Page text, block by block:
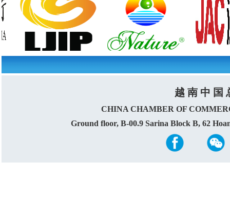
越 南 中 国
CHINA CHAMBER OF
Ground floor, B-00.9 Sarina Block B, 62